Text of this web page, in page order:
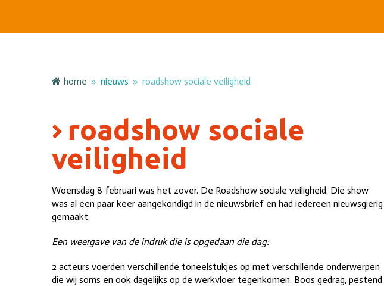
home » nieuws » roadshow sociale veiligheid
roadshow sociale
veiligheid
Woensdag 8 februari was het zover. De Roadshow sociale veiligheid. Die show
was al een paar keer aangekondigd in de nieuwsbrief en had iedereen nieuwsgierig
gemaakt.
Een weergave van de indruk die is opgedaan die dag:
2 acteurs voerden verschillende toneelstukjes op met verschillende onderwerpen
die wij soms en ook dagelijks op de werkvloer tegenkomen. Boos gedrag, pestend